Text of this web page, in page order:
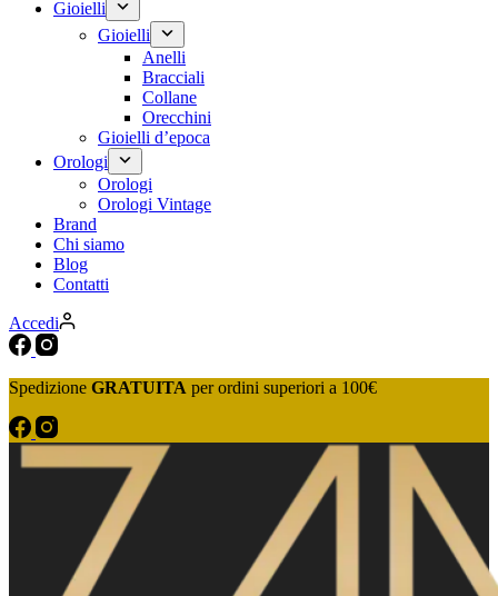
Gioielli
Gioielli
Anelli
Bracciali
Collane
Orecchini
Gioielli d’epoca
Orologi
Orologi
Orologi Vintage
Brand
Chi siamo
Blog
Contatti
Accedi
Spedizione GRATUITA per ordini superiori a 100€